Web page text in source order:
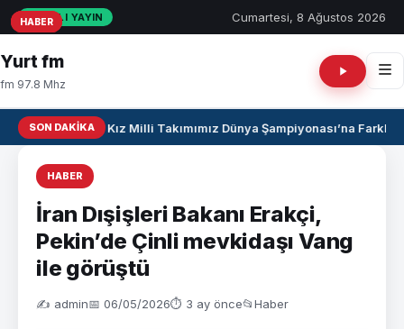
CANLI YAYIN Cumartesi, 8 Ağustos 2026
Yurt fm
fm 97.8 Mhz
SON DAKIKAU17 Kız Milli Takımımız Dünya Şampiyonası’na Farklı
HABER
İran Dışişleri Bakanı Erakçi,
Pekin’de Çinli mevkidaşı Vang
ile görüştü
✍️ admin📅 06/05/2026⏱ 3 ay önce📂Haber
HABER
HABER
HABER